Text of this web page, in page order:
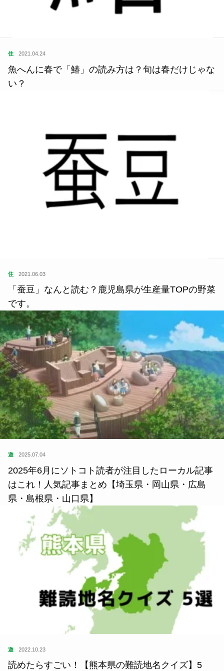
住 2021.04.24
魚へんに春で「鰆」の読み方は？旬は春だけじゃな
い？
住 2021.06.03
「蚕豆」なんと読む？鹿児島県が生産量TOPの野菜
です。
遊 2025.07.04
2025年6月にソトコト読者が注目したローカル記事
はこれ！人気記事まとめ【埼玉県・岡山県・広島
県・島根県・山口県】
遊 2022.10.23
読めたらすごい！【熊本県の難読地名クイズ】5